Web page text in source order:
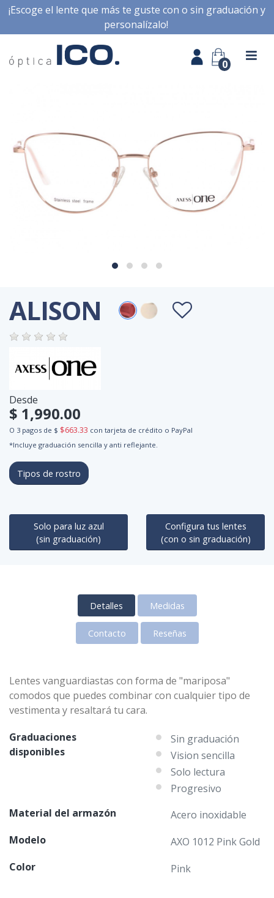
¡Escoge el lente que más te guste con o sin graduación y
personalízalo!
0
ALISON
Desde
$ 1,990.00
O 3 pagos de $ $663.33 con tarjeta de crédito o PayPal
*Incluye graduación sencilla y anti reflejante.
Tipos de rostro
Solo para luz azul
(sin graduación)
Configura tus lentes
(con o sin graduación)
Detalles Medidas
Contacto Reseñas
Lentes vanguardiastas con forma de "mariposa"
comodos que puedes combinar con cualquier tipo de
vestimenta y resaltará tu cara.
Graduaciones
disponibles
Sin graduación
Vision sencilla
Solo lectura
Progresivo
Material del armazón
Acero inoxidable
Modelo
AXO 1012 Pink Gold
Color
Pink